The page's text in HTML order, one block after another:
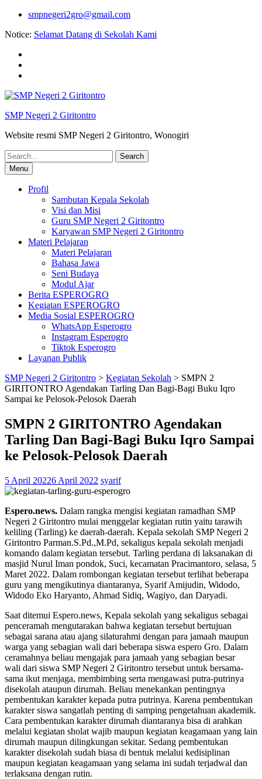
Skip
content
smpnegeri2gro@gmail.com
Notice: Selamat Datang di Sekolah Kami
SMP Negeri 2 Giritontro
Website resmi SMP Negeri 2 Giritontro, Wonogiri
Search
for:Menu
Profil
Sambutan Kepala Sekolah
Visi dan Misi
Guru SMP Negeri 2 Giritontro
Karyawan SMP Negeri 2 Giritontro
Materi Pelajaran
Materi Pelajaran
Bahasa Jawa
Seni Budaya
Modul Ajar
Berita ESPEROGRO
Kegiatan ESPEROGRO
Media Sosial ESPEROGRO
WhatsApp Esperogro
Instagram Esperogro
Tiktok Esperogro
Layanan Publik
SMP Negeri 2 Giritontro > Kegiatan Sekolah > SMPN 2
GIRITONTRO Agendakan Tarling Dan Bagi-Bagi Buku Iqro
Sampai ke Pelosok-Pelosok Daerah
SMPN 2 GIRITONTRO Agendakan
Tarling Dan Bagi-Bagi Buku Iqro Sampai
ke Pelosok-Pelosok Daerah
5 April 20226 April 2022 syarif
Espero.news. Dalam rangka mengisi kegiatan ramadhan SMP
Negeri 2 Giritontro mulai menggelar kegiatan rutin yaitu tarawih
keliling (Tarling) ke daerah-daerah. Kepala sekolah SMP Negeri 2
Giritontro Parman.S.Pd.,M.Pd, sekaligus kepala sekolah menjadi
komando dalam kegiatan tersebut. Tarling perdana di laksanakan di
masjid Nurul Iman pondok, Suci, kecamatan Pracimantoro, selasa, 5
Maret 2022. Dalam rombongan kegiatan tersebut terlihat beberapa
guru yang mengikutinya diantaranya, Syarif Amijudin, Widodo,
Widodo Eko Haryanto, Ahmad Sidiq, Wagiyo, dan Daryadi.
Saat ditemui Espero.news, Kepala sekolah yang sekaligus sebagai
penceramah mengutarakan bahwa kegiatan tersebut bertujuan
sebagai sarana atau ajang silaturahmi dengan para jamaah maupun
warga yang sebagian wali dari beberapa siswa espero Gro. Dalam
ceramahnya beliau mengajak para jamaah yang sebagian besar
wali dari siswa SMP Negeri 2 Giritontro tersebut untuk bersama-
sama ikut menjaga, membimbing serta mengawasi putra-putrinya
disekolah ataupun dirumah. Beliau menekankan pentingnya
pembentukan karakter kepada putra putrinya. Karena pembentukan
karakter siswa sangatlah penting di samping pengetahuan akademik.
Cara pembentukan karakter dirumah diantaranya bisa di arahkan
melalui kegiatan sholat wajib maupun kegiatan keagamaan yang lain
dirumah maupun dilingkungan sekitar. Sedang pembentukan
karakter disekolah sudah biasa di bentuk melalui kedisiplinan
maupun kegiatan keagamaan yang selama ini sudah terjadwal dan
terlaksana dengan rutin.